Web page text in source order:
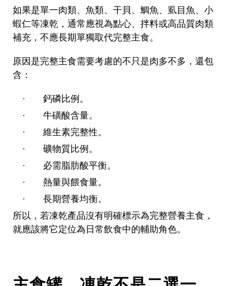
如果是單一肉類、魚類、干貝、鯛魚、虱目魚、小
蝦仁等凍乾，通常應視為點心、拌料或高品質肉類
補充，不應長期單獨取代完整主食。
原因是完整主食需要考慮的不只是肉多不多，還包
含：
· 鈣磷比例。
· 牛磺酸含量。
· 維生素完整性。
· 礦物質比例。
· 必需脂肪酸平衡。
· 熱量與餵食量。
· 長期營養均衡。
所以，若凍乾產品沒有明確標示為完整營養主食，
就應該將它定位為日常飲食中的輔助角色。